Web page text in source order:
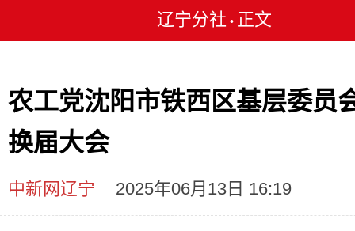
辽宁分社 • 正文
农工党沈阳市铁西区基层委员
换届大会
中新网辽宁 2025年06月13日 16:19